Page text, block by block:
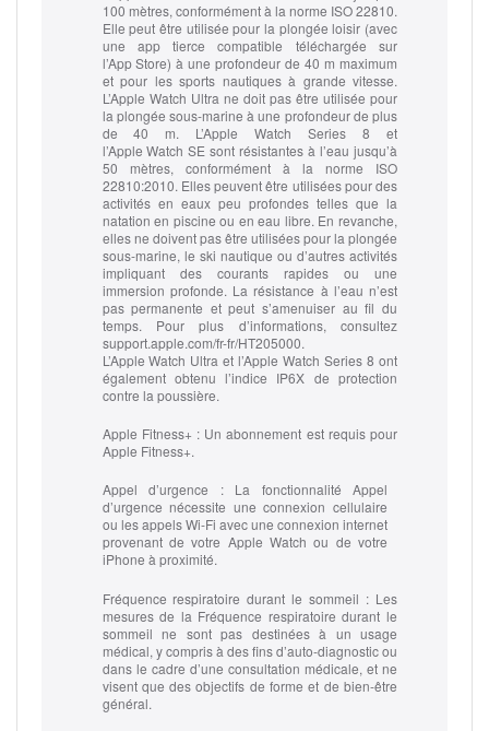
100 mètres, conformément à la norme ISO 22810.
Elle peut être utilisée pour la plongée loisir (avec
une app tierce compatible téléchargée sur
l’App Store) à une profondeur de 40 m maximum
et pour les sports nautiques à grande vitesse.
L’Apple Watch Ultra ne doit pas être utilisée pour
la plongée sous-marine à une profondeur de plus
de 40 m. L’Apple Watch Series 8 et
l’Apple Watch SE sont résistantes à l’eau jusqu’à
50 mètres, conformément à la norme ISO
22810:2010. Elles peuvent être utilisées pour des
activités en eaux peu profondes telles que la
natation en piscine ou en eau libre. En revanche,
elles ne doivent pas être utilisées pour la plongée
sous‑marine, le ski nautique ou d’autres activités
impliquant des courants rapides ou une
immersion profonde. La résistance à l’eau n’est
pas permanente et peut s’amenuiser au fil du
temps. Pour plus d’informations, consultez
support.apple.com/fr-fr/HT205000.
L’Apple Watch Ultra et l’Apple Watch Series 8 ont
également obtenu l’indice IP6X de protection
contre la poussière.
Apple Fitness+ :Un abonnement est requis pour
Apple Fitness+.
Appel d’urgence :La fonctionnalité Appel
d’urgence nécessite une connexion cellulaire
ou les appels Wi‑Fi avec une connexion internet
provenant de votre Apple Watch ou de votre
iPhone à proximité.
Fréquence respiratoire durant le sommeil : Les
mesures de la Fréquence respiratoire durant le
sommeil ne sont pas destinées à un usage
médical, y compris à des fins d’auto‑diagnostic ou
dans le cadre d’une consultation médicale, et ne
visent que des objectifs de forme et de bien‑être
général.